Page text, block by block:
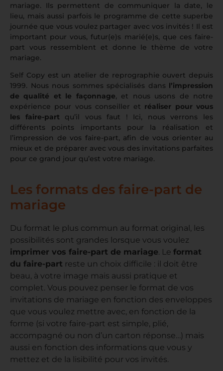
mariage. Ils permettent de communiquer la date, le
lieu, mais aussi parfois le programme de cette superbe
journée que vous voulez partager avec vos invités ! Il est
important pour vous, futur(e)s marié(e)s, que ces faire-
part vous ressemblent et donne le thème de votre
mariage.
Self Copy est un atelier de reprographie ouvert depuis
1999. Nous nous sommes spécialisés dans l’impression
de qualité et le façonnage, et nous usons de notre
expérience pour vous conseiller et réaliser pour vous
les faire-partqu’il vous faut ! Ici, nous verrons les
différents points importants pour la réalisation et
l’impression de vos faire-part, afin de vous orienter au
mieux et de préparer avec vous des invitations parfaites
pour ce grand jour qu’est votre mariage.
Les formats des faire-part de
mariage
Du format le plus commun au format original, les
possibilités sont grandes lorsque vous voulez
imprimer vos faire-part de mariage . Le format
du faire-part reste un choix difficile : il doit être
beau, à votre image mais aussi pratique et
complet. Vous pouvez penser le format de vos
invitations de mariage en fonction des enveloppes
que vous voulez mettre avec, en fonction de la
forme (si votre faire-part est simple, plié,
accompagné ou non d’un carton réponse…) mais
aussi en fonction des informations que vous y
mettez et de la lisibilité pour vos invités.